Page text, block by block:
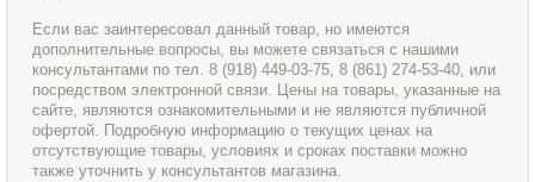
Если вас заинтересовал данный товар, но имеются
дополнительные вопросы, вы можете связаться с нашими
консультантами по тел. 8 (918) 449-03-75, 8 (861) 274-53-40, или
посредством электронной связи. Цены на товары, указанные на
сайте, являются ознакомительными и не являются публичной
офертой. Подробную информацию о текущих ценах на
отсутствующие товары, условиях и сроках поставки можно
также уточнить у консультантов магазина.